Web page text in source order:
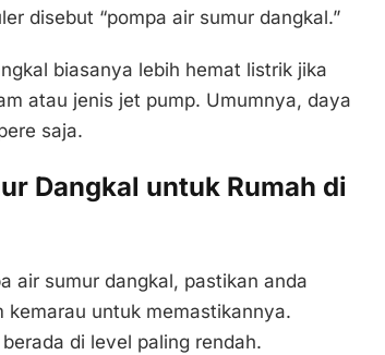
disebut “pompa air sumur dangkal.”
biasanya lebih hemat listrik jika
atau jenis jet pump. Umumnya, daya
saja.
Dangkal untuk Rumah di
air sumur dangkal, pastikan anda
kemarau untuk memastikannya.
di level paling rendah.